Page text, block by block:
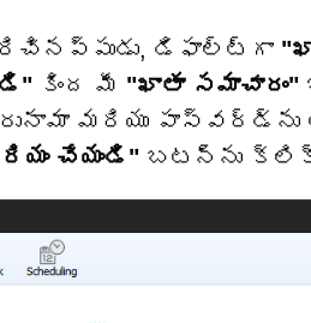
డిఫాల్ట్‌గా
కింద మీ "ఖాతా సమాచారం"
మరియు పాస్‌వర్డ్‌ను
చేయండి" బటన్‌ను